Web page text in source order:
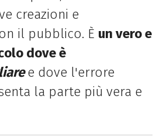
creazioni e
il pubblico. È un vero e
dove è
e dove l'errore
la parte più vera e